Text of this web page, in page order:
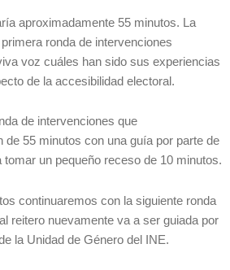
aproximadamente 55 minutos. La
ronda de intervenciones
voz cuáles han sido sus experiencias
de la accesibilidad electoral.
de intervenciones que
de 55 minutos con una guía por parte de
tomar un pequeño receso de 10 minutos.
continuaremos con la siguiente ronda
reitero nuevamente va a ser guiada por
la Unidad de Género del INE.